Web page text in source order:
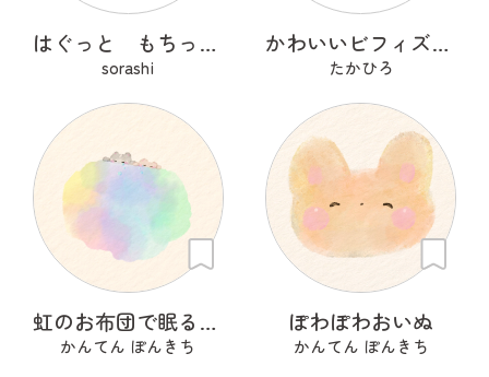
はぐっと もちっと はぐもっちー
sorashi
かわいいビフィズス菌
たかひろ
虹のお布団で眠るいぬ
かんてん ぽんきち
ぽわぽわおいぬ
かんてん ぽんきち